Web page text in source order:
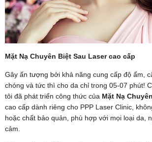
Mặt Nạ Chuyên Biệt Sau Laser cao cấp
Gây ấn tượng bởi khả năng cung cấp độ ẩm,
chóng và tức thì cho da chỉ trong 05-07 phút!
tôi đã phát triển công thức của Mặt Nạ
cao cấp dành riêng cho PPP Laser Clinic,
hoặc chất bảo quản, phù hợp với mọi loại da,
cảm.